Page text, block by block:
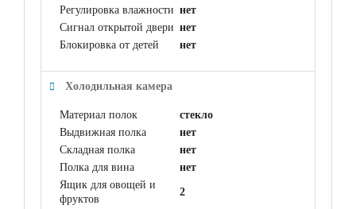
Регулировка влажности нет
Сигнал открытой двери нет
Блокировка от детей
нет
Холодильная камера
Материал полок
стекло
Выдвижная полка
нет
Складная полка
нет
Полка для вина
нет
Ящик для овощей и
фруктов
2